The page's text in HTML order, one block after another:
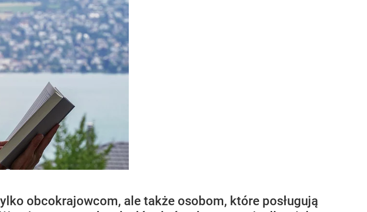
obcokrajowcom, ale także osobom, które posługują